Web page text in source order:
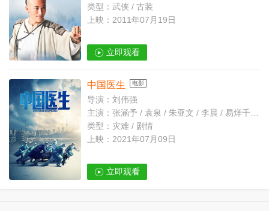
类型：武侠 / 古装
上映：2011年07月19日
立即观看
中国医生 电影
导演：刘伟强
类型：灾难 / 剧情
上映：2021年07月09日
立即观看